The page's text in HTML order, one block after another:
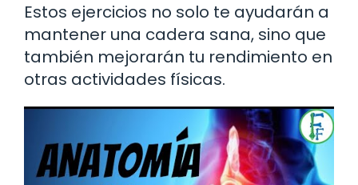
Estos ejercicios no solo te ayudarán a
mantener una cadera sana, sino que
también mejorarán tu rendimiento en
otras actividades físicas.